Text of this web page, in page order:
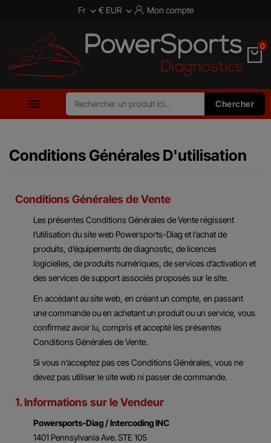
Fr  € EUR  Mon compte
0
 Chercher
Conditions Générales D'utilisation
Conditions Générales de Vente
Les présentes Conditions Générales de Vente régissent
l’utilisation du site web Powersports-Diag et l’achat de
produits, d’équipements de diagnostic, de licences
logicielles, de produits numériques, de services d’activation et
des services de support associés proposés sur le site.
En accédant au site web, en créant un compte, en passant
une commande ou en achetant un produit ou un service, vous
confirmez avoir lu, compris et accepté les présentes
Conditions Générales de Vente.
Si vous n’acceptez pas ces Conditions Générales, vous ne
devez pas utiliser le site web ni passer de commande.
1. Informations sur le Vendeur
Powersports-Diag / Intercoding INC
1401 Pennsylvania Ave. STE 105